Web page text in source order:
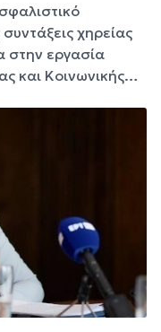
χηρείας
στην εργασία
και Κοινωνικής…